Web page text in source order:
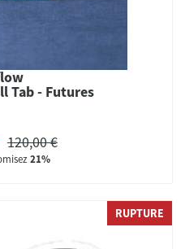
Tab - Futures
120,00 €
21%
RUPTURE